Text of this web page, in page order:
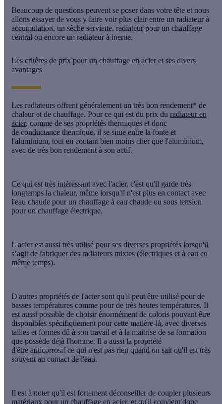
Beaucoup de questions peuvent se poser dans votre tête et nous
allons essayer de vous y faire voir plus clair entre un radiateur à
accumulation, un sèche serviette, radiateur pour un chauffage
central ou encore un radiateur à inertie.
Les critères de prix pour un chauffage en acier et ses divers
avantages
Les radiateurs offrent généralement un très bon rendement* de
chaleur et de chauffage. Pour ce qui est du prix du radiateur en
acier, comme de ses propriétés thermiques et donc
de conductance thermique, il se situe entre la fonte et
l'aluminium, tout en coutant bien moins cher que l'aluminium,
avec de très bon rendement à son actif.
Ce qui est très intéressant avec l'acier, c'est qu'il garde très
longtemps la chaleur, même lorsqu'il n'est plus en contact avec
l'eau chaude pour un chauffage à eau chaude ou sous tension
pour un chauffage électrique.
L'acier est aussi très utilisé pour ses diverses propriétés lorsqu'il
s’agit de fabriquer des radiateurs mixtes (électriques et à eau en
même temps).
D'autres propriétés de l'acier sont qu'il peut être utilisé pour de
basses températures comme pour de très hautes températures. Il
est aussi possible de choisir énormément de coloris pouvant être
disponibles spécifiquement pour cette matière-là, avec diverses
tailles et formes dû à son travail et à la maitrise de sa formation
que possède déjà l'homme. Il a aussi la propriété
d'être anticorrosifce qui n'est pas rien quand on sait qu'il est très
souvent au contact de l'eau.
Il est à noter qu'il est fortement déconseiller de coupler plusieurs
matériaux pour un chauffage en acier, et qu'il convient donc